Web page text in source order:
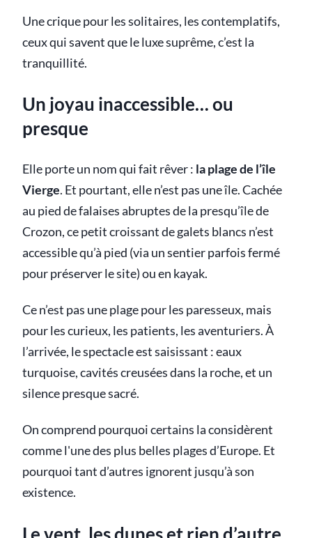
Une crique pour les solitaires, les contemplatifs,
ceux qui savent que le luxe suprême, c’est la
tranquillité.
Un joyau inaccessible… ou
presque
Elle porte un nom qui fait rêver : la plage de l’île
Vierge. Et pourtant, elle n’est pas une île. Cachée
au pied de falaises abruptes de la presqu’île de
Crozon, ce petit croissant de galets blancs n’est
accessible qu’à pied (via un sentier parfois fermé
pour préserver le site) ou en kayak.
Ce n’est pas une plage pour les paresseux, mais
pour les curieux, les patients, les aventuriers. À
l’arrivée, le spectacle est saisissant : eaux
turquoise, cavités creusées dans la roche, et un
silence presque sacré.
On comprend pourquoi certains la considèrent
comme l'une des plus belles plages d’Europe. Et
pourquoi tant d’autres ignorent jusqu’à son
existence.